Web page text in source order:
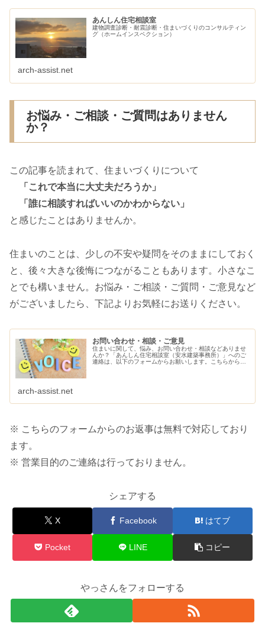
あんしん住宅相談室
建物調査診断・耐震診断・住まいづくりのコンサルティン
グ（ホームインスペクション）
arch-assist.net
お悩み・ご相談・ご質問はありません
か？
この記事を読まれて、住まいづくりについて
「これで本当に大丈夫だろうか」
「誰に相談すればいいのかわからない」
と感じたことはありませんか。
住まいのことは、少しの不安や疑問をそのままにしておく
と、後々大きな後悔につながることもあります。小さなこ
とでも構いません。お悩み・ご相談・ご質問・ご意見など
がございましたら、下記よりお気軽にお送りください。
お問い合わせ・相談・ご意見
住まいに関して、悩み、お問い合わせ・相談などありませ
んか？「あんしん住宅相談室（安水建築事務所）」へのご
連絡は、以下のフォームからお願いします。こちらから、
arch-assist.net
※ こちらのフォームからのお返事は無料で対応しており
ます。
※ 営業目的のご連絡は行っておりません。
シェアする
X Facebook はてブ
Pocket LINE コピー
やっさんをフォローする